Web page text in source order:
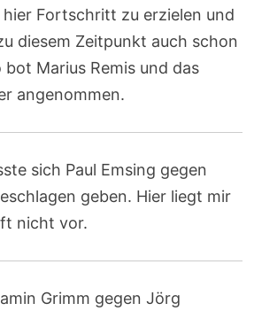
Fortschritt zu erzielen und
diesem Zeitpunkt auch schon
Marius Remis und das
angenommen.
sich Paul Emsing gegen
geben. Hier liegt mir
nicht vor.
Grimm gegen Jörg